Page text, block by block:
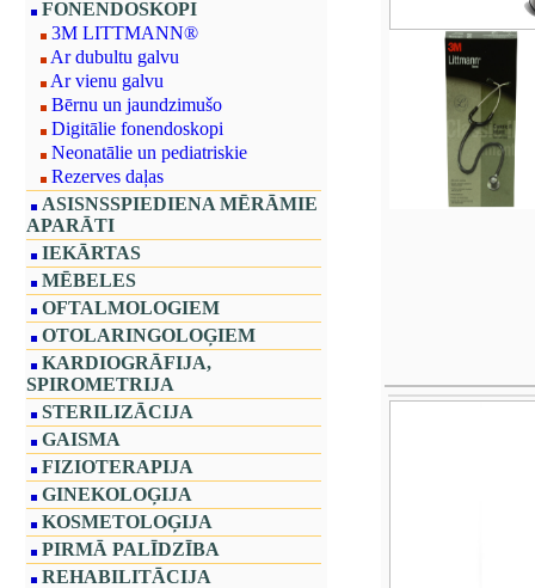
FONENDOSKOPI
3M LITTMANN®
Ar dubultu galvu
Ar vienu galvu
Bērnu un jaundzimušo
Digitālie fonendoskopi
Neonatālie un pediatriskie
Rezerves daļas
ASISNSSPIEDIENA MĒRĀMIE
APARĀTI
IEKĀRTAS
MĒBELES
OFTALMOLOGIEM
OTOLARINGOLOĢIEM
KARDIOGRĀFIJA,
SPIROMETRIJA
STERILIZĀCIJA
GAISMA
FIZIOTERAPIJA
GINEKOLOĢIJA
KOSMETOLOĢIJA
PIRMĀ PALĪDZĪBA
REHABILITĀCIJA